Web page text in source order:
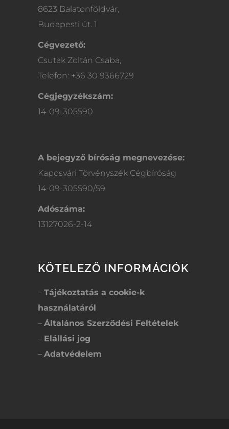
8623 Balatonföldvár,
Budapesti út. 1
Cégvezető:
Csutak Zoltán Csaba,
Telefon: +36 30 9366729
Cégjegyzékszám:
14-09-305590
A bejegyző bíróság megnevezése:
Kaposvári Törvényszék Cégbíróság
14-09-305590/59
Adószáma:
13127026-2-14
KÖTELEZŐ INFORMÁCIÓK
– Tájékoztatás a cookie-k
használatáról
– Általános Szerződési Feltételek
– Elállási jog
– Adatvédelem